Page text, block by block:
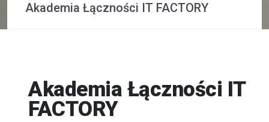
Akademia Łączności IT FACTORY
Akademia Łączności IT
FACTORY